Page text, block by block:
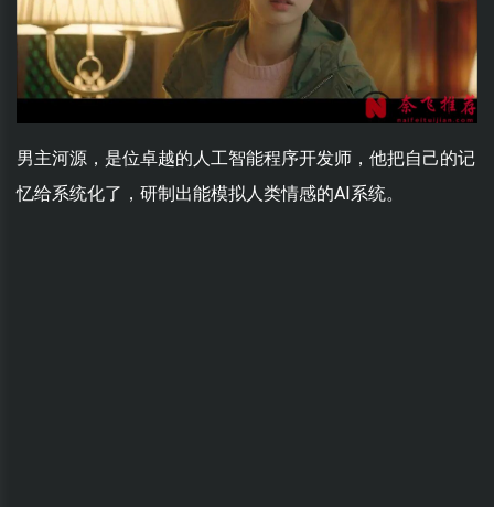
男主河源，是位卓越的人工智能程序开发师，他把自己的记
忆给系统化了，研制出能模拟人类情感的AI系统。